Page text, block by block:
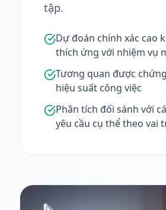
tập.
Dự đoán chính xác cao
thích ứng với nhiệm vụ
Tương quan được
hiệu suất công việc
Phân tích đối sánh với
yêu cầu cụ thể theo vai